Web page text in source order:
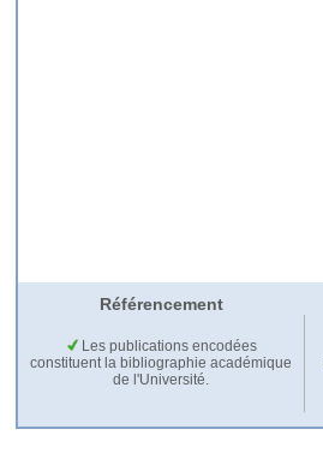
Référencement
Les publications encodées
constituent la bibliographie académique
de l'Université.